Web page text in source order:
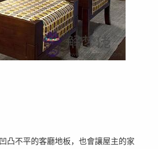
凸不平的客廳地板，也會讓屋主的家